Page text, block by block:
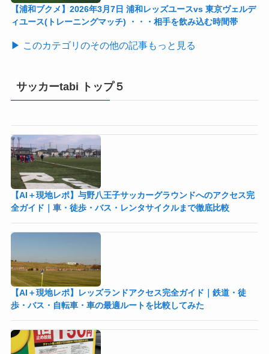
【浦和ブクメ】2026年3月7日 浦和レッズユースvs 東京ヴェルデ
ィユース(トレーニングマッチ) ・・・相手を飲み込む時間帯
▶ このカテゴリのその他の記事もっと見る
サッカーtabi トップ５
【AI＋現地レポ】与野八王子󠁣󠁴󠁿󠁣󠁴󠁿サッカーグラウンドへのアクセス完
全ガイド｜車・徒歩・バス・レンタサイクルまで徹底比較
【AI＋現地レポ】レッズランドアクセス完全ガイド｜鉄道・徒
歩・バス・自転車・車の最適ルートを比較してみた